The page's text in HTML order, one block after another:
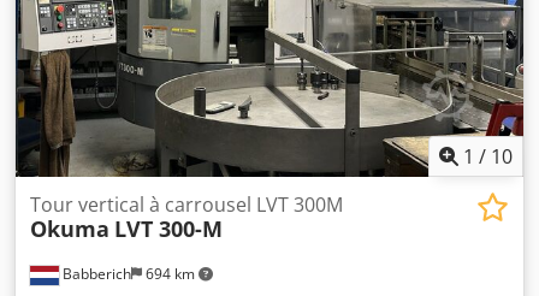
1 / 10
Babberich 694 km
Tour vertical à carrousel LVT 300M
Okuma LVT 300-M